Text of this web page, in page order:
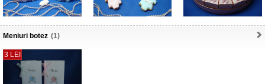
Meniuri botez (1)
3 LEI